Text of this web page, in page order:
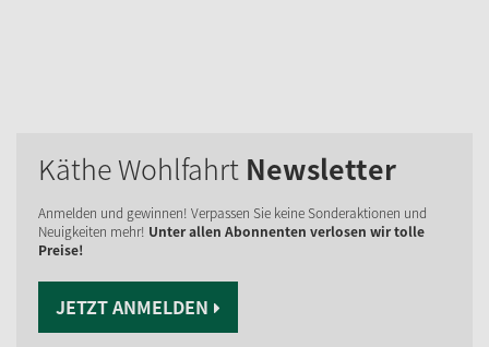
Käthe Wohlfahrt Newsletter
Anmelden und gewinnen! Verpassen Sie keine Sonderaktionen und
Neuigkeiten mehr! Unter allen Abonnenten verlosen wir tolle
Preise!
JETZT ANMELDEN